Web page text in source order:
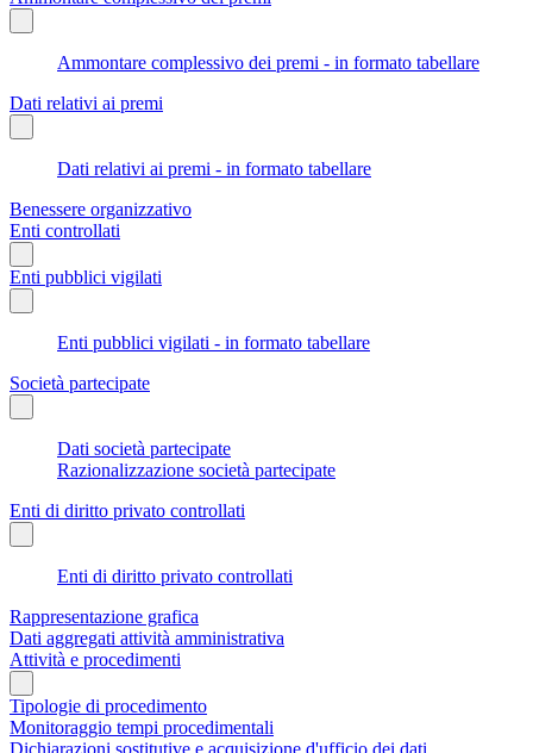
Ammontare complessivo dei premi - in formato tabellare
Dati relativi ai premi
Dati relativi ai premi - in formato tabellare
Benessere organizzativo
Enti controllati
Enti pubblici vigilati
Enti pubblici vigilati - in formato tabellare
Società partecipate
Dati società partecipate
Razionalizzazione società partecipate
Enti di diritto privato controllati
Enti di diritto privato controllati
Rappresentazione grafica
Dati aggregati attività amministrativa
Attività e procedimenti
Tipologie di procedimento
Monitoraggio tempi procedimentali
Dichiarazioni sostitutive e acquisizione d'ufficio dei dati